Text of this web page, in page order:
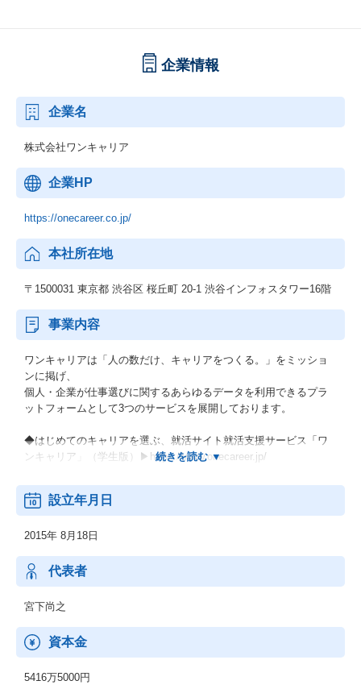
企業情報
企業名
株式会社ワンキャリア
企業HP
https://onecareer.co.jp/
本社所在地
〒1500031 東京都 渋谷区 桜丘町 20-1 渋谷インフォスタワー16階
事業内容
ワンキャリアは「人の数だけ、キャリアをつくる。」をミッショ
ンに掲げ、
個人・企業が仕事選びに関するあらゆるデータを利用できるプラ
ットフォームとして3つのサービスを展開しております。
◆はじめてのキャリアを選ぶ、就活サイト就活支援サービス「ワ
ンキャリア」（学生版）▶https://www.onecareer.jp/
◆次のキャリアが見える、転職支援サービス/中途採用サービス
「ワンキャリア転職」▶https://plus.onecareer.jp/
◆採用活動のDX推進を支援する新卒採用サービス「ワンキャリ
ア」（企業版）▶https://service.onecareercloud.jp/
多くの人にとって仕事は人生で最も時間を投資する対象であるに
も関わらず、
く、
いまだに就職してから後悔する人が後を絶たない状況です。
キャリアデータを結集し、
設立年月日
2015年 8月18日
代表者
宮下尚之
資本金
5416万5000円